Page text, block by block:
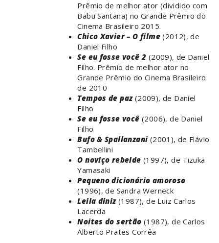
Prêmio de melhor ator (dividido com
Babu Santana) no Grande Prêmio do
Cinema Brasileiro 2015.
Chico Xavier – O filme(2012), de
Daniel Filho
Se eu fosse você 2 (2009), de Daniel
Filho. Prêmio de melhor ator no
Grande Prêmio do Cinema Brasileiro
de 2010
Tempos de paz(2009), de Daniel
Filho
Se eu fosse você (2006), de Daniel
Filho
Bufo & Spallanzani(2001), de Flávio
Tambellini
O noviço rebelde (1997), de Tizuka
Yamasaki
Pequeno dicionário amoroso
(1996), de Sandra Werneck
Leila diniz(1987), de Luiz Carlos
Lacerda
Noites do sertão (1987), de Carlos
Alberto Prates Corrêa